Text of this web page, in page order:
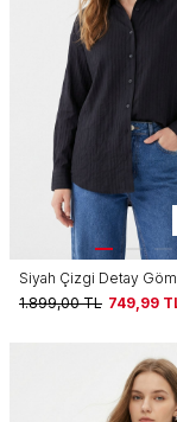
Siyah Çizgi Detay
1.899,00TL 749,99